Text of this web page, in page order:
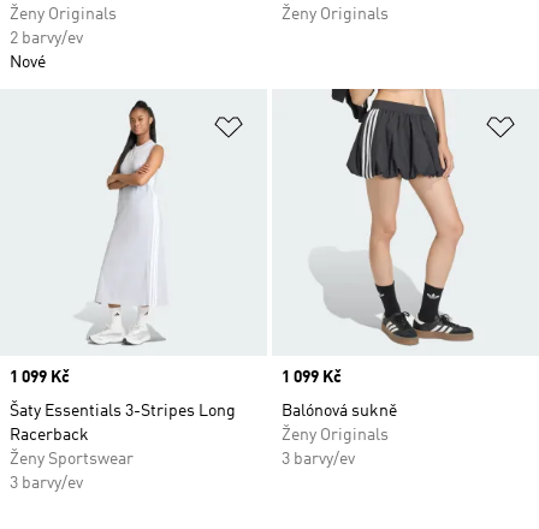
Ženy Originals
2 barvy/ev
Nové
Ženy Originals
Přidat do seznamu přání
Price
1 099 Kč
Šaty Essentials 3-Stripes Long
Racerback
Ženy Sportswear
3 barvy/ev
Price
1 099 Kč
Balónová sukně
Ženy Originals
3 barvy/ev